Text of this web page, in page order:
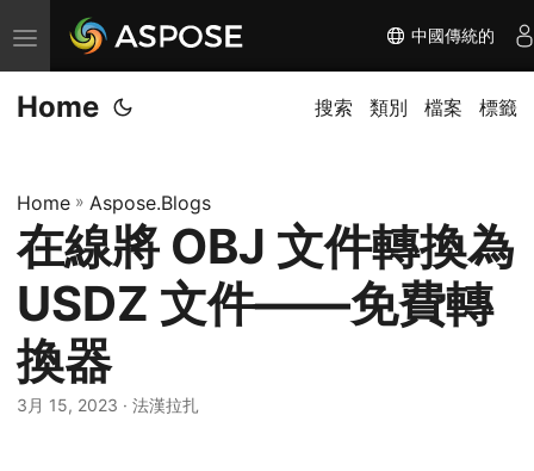
切
换
导
中國傳統的
Home 搜索 類別 檔案 標籤
Home » Aspose.Blogs
在線將 OBJ 文件轉換為
USDZ 文件——免費轉
換器
3月 15, 2023 · 法漢拉扎